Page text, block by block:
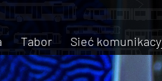
Tabor Sieć